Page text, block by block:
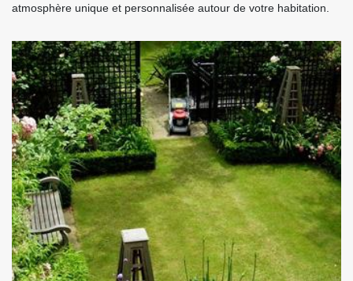
atmosphère unique et personnalisée autour de votre habitation.